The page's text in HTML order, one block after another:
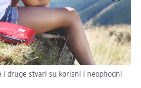
i druge stvari su korisni i neophodni